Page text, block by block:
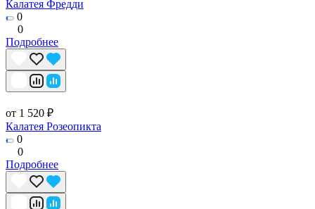
Калатея Фредди
0
0
Подробнее
от 1 520 ₽
Калатея Розеопикта
0
0
Подробнее